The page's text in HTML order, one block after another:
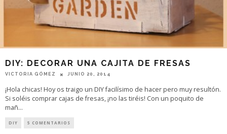
DIY: DECORAR UNA CAJITA DE FRESAS
VICTORIA GÓMEZ JUNIO 20, 2014
¡Hola chicas! Hoy os traigo un DIY facilísimo de hacer pero muy resultón.
Si soléis comprar cajas de fresas, ¡no las tiréis! Con un poquito de
mañ...
DIY 5 COMENTARIOS